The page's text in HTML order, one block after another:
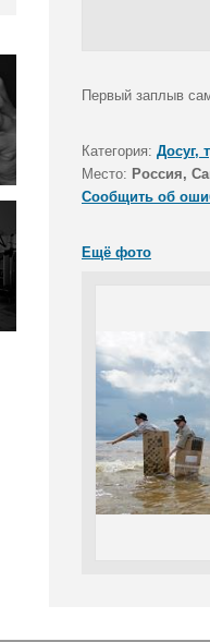
Первый заплыв
Категория: Досуг,
Место: Россия,
Сообщить об
Ещё фото